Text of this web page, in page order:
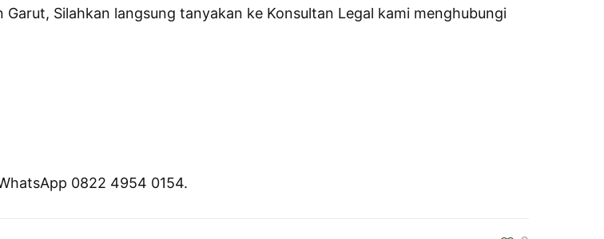
Silahkan langsung tanyakan ke Konsultan Legal kami menghubungi
0822 4954 0154.